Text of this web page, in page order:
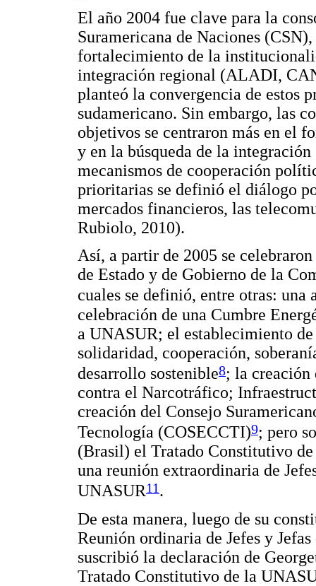
El año 2004 fue clave para la
Suramericana de Naciones
fortalecimiento de la
integración regional (ALADI,
planteó la convergencia de estos
sudamericano. Sin embargo, las
objetivos se centraron más en el
y en la búsqueda de la
mecanismos de cooperación
prioritarias se definió el diálogo
mercados financieros, las
Rubiolo, 2010).
Así, a partir de 2005 se
de Estado y de Gobierno de la
cuales se definió, entre otras:
celebración de una Cumbre
a UNASUR; el establecimiento
solidaridad, cooperación,
desarrollo sostenible8; la creación
contra el Narcotráfico;
creación del Consejo
Tecnología (COSECCTI)9; pero
(Brasil) el Tratado Constitutivo
una reunión extraordinaria de
UNASUR11.
De esta manera, luego de su
Reunión ordinaria de Jefes y
suscribió la declaración de
Tratado Constitutivo de la